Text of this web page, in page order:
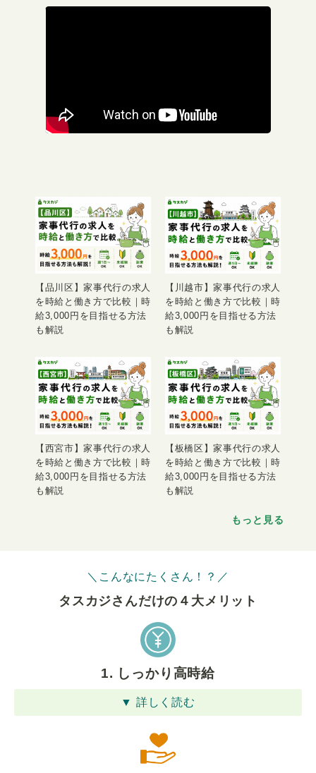
【品川区】家事代行の求人
を時給と働き方で比較｜時
給3,000円を目指せる方法
も解説
【川越市】家事代行の求人
を時給と働き方で比較｜時
給3,000円を目指せる方法
も解説
【西宮市】家事代行の求人
を時給と働き方で比較｜時
給3,000円を目指せる方法
も解説
【板橋区】家事代行の求人
を時給と働き方で比較｜時
給3,000円を目指せる方法
も解説
もっと見る
＼こんなにたくさん！？／
タスカジさんだけの４⼤メリット
1. しっかり高時給
▼ 詳しく読む